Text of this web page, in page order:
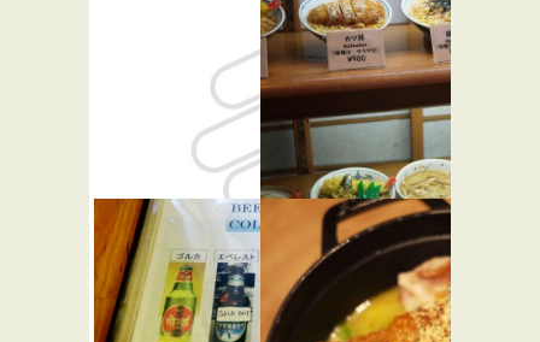
デ サンイ
シドロ
西洋料理
すしダイ
ニング 清
代々木屋
そば・うどん